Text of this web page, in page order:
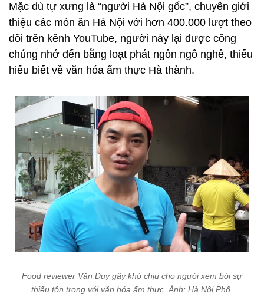
Mặc dù tự xưng là “người Hà Nội gốc”, chuyên giới
thiệu các món ăn Hà Nội với hơn 400.000 lượt theo
dõi trên kênh YouTube, người này lại được công
chúng nhớ đến bằng loạt phát ngôn ngô nghê, thiếu
hiểu biết về văn hóa ẩm thực Hà thành.
Food reviewer Văn Duy gây khó chịu cho người xem bởi sự
thiếu tôn trọng với văn hóa ẩm thực. Ảnh: Hà Nội Phố.